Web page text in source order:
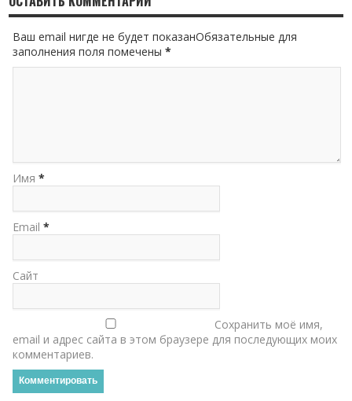
Ваш email нигде не будет показанОбязательные для
заполнения поля помечены*
Имя *
Email *
Сайт
Сохранить моё имя,
email и адрес сайта в этом браузере для последующих моих
комментариев.